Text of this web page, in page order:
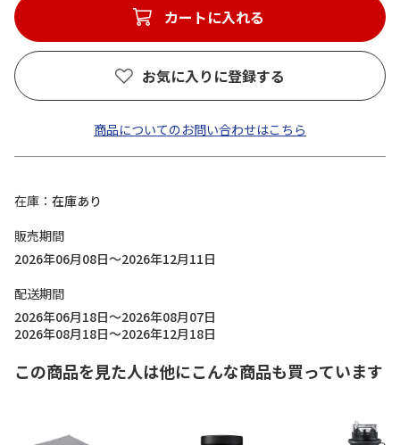
カートに入れる
お気に入りに登録する
商品についてのお問い合わせはこちら
在庫
在庫あり
販売期間
2026年06月08日～2026年12月11日
配送期間
2026年06月18日～2026年08月07日
2026年08月18日～2026年12月18日
この商品を見た人は他にこんな商品も買っています